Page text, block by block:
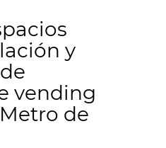
y
vending
de